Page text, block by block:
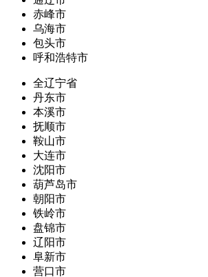
赤峰市
乌海市
包头市
呼和浩特市
全辽宁省
丹东市
本溪市
抚顺市
鞍山市
大连市
沈阳市
葫芦岛市
朝阳市
铁岭市
盘锦市
辽阳市
阜新市
营口市